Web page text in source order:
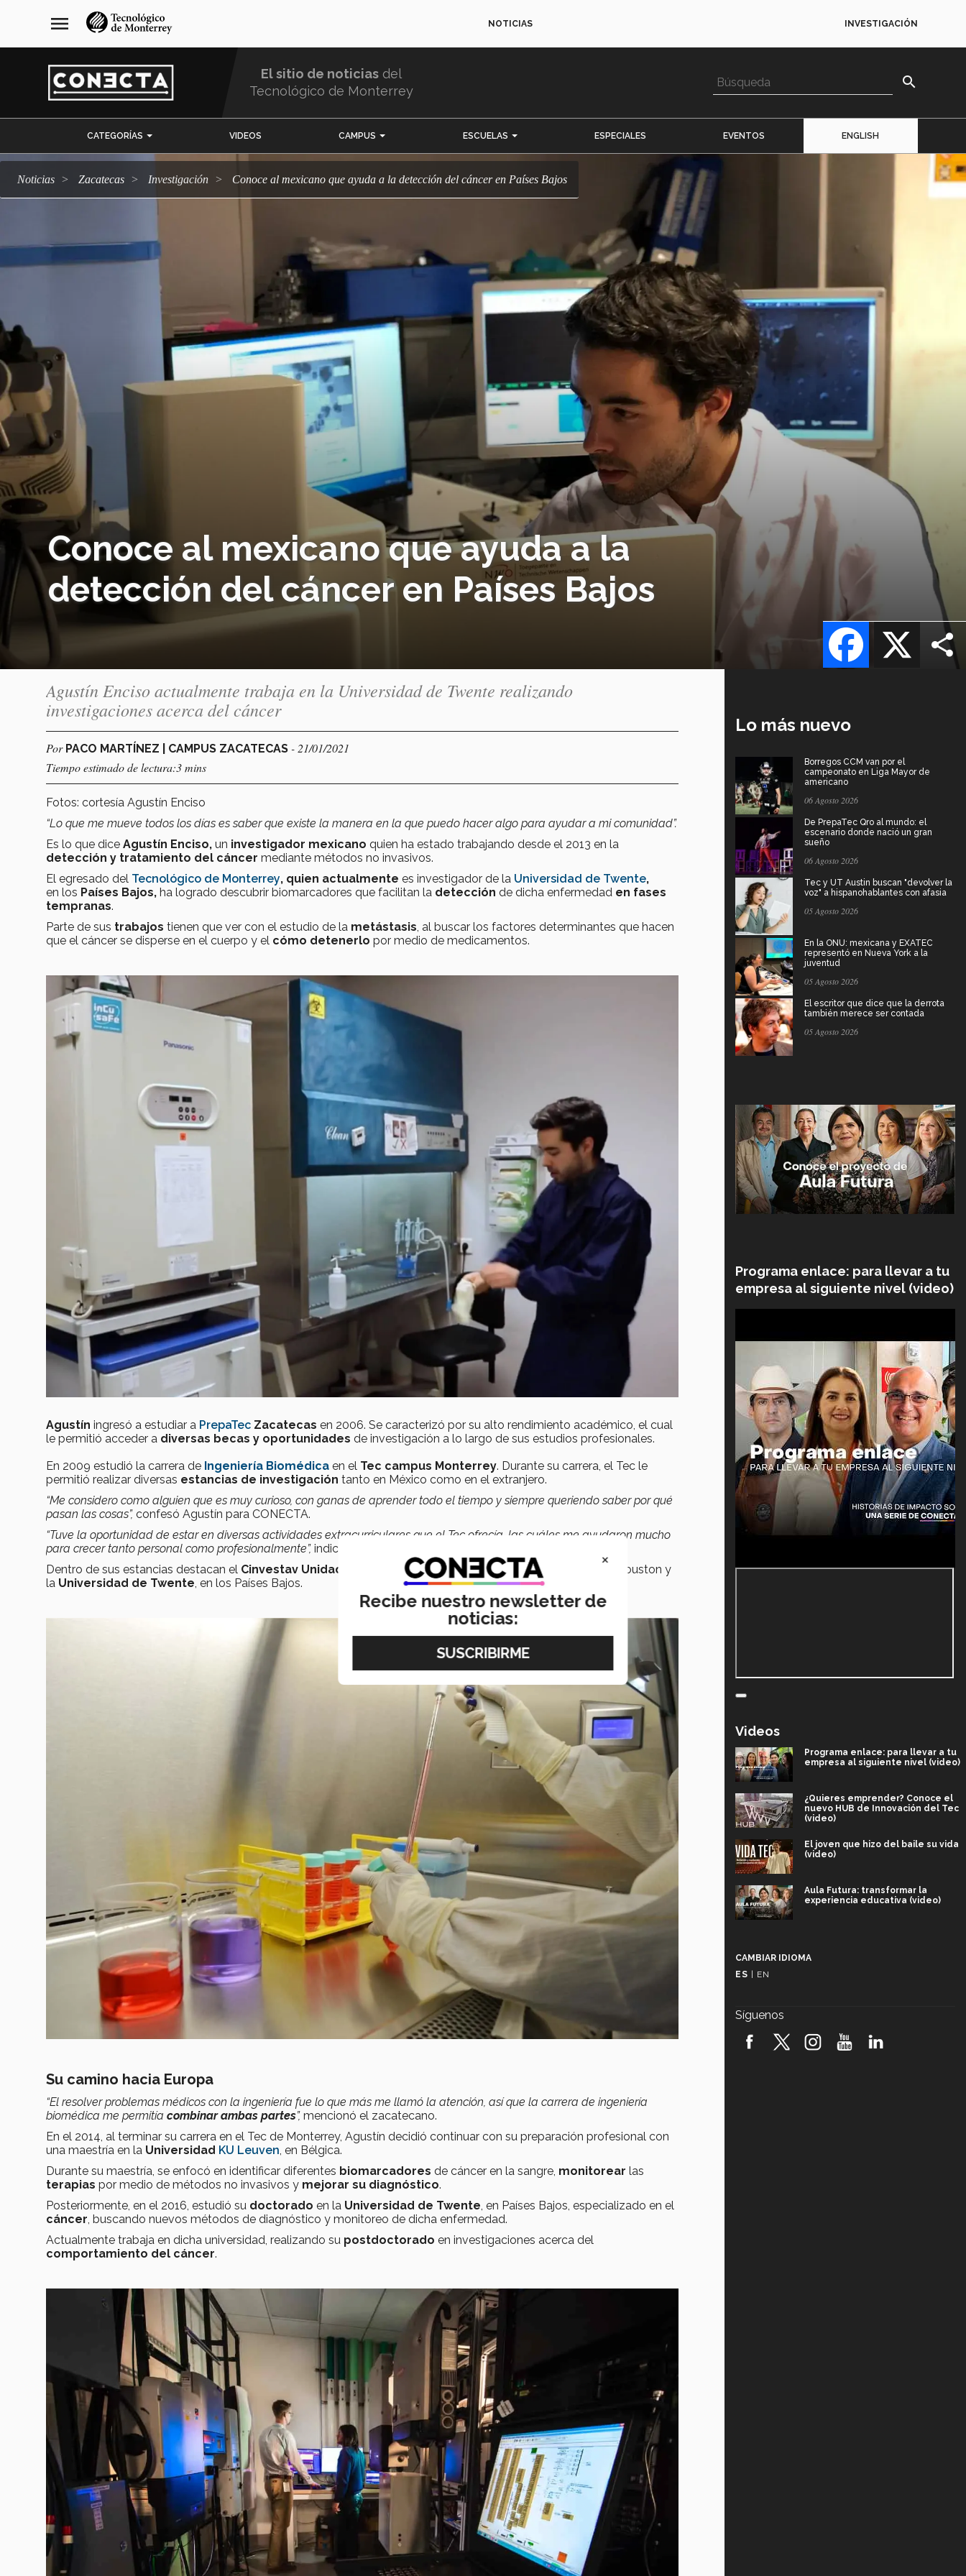
navegación
principal
menu NOTICIAS INVESTIGACIÓN
El sitio de noticias del
Tecnológico de Monterrey
search
CATEGORÍAS VIDEOS CAMPUS ESCUELAS ESPECIALES EVENTOS ENGLISH
Noticias Zacatecas Investigación Conoce al mexicano que ayuda a la detección del cáncer en Países Bajos
Conoce al mexicano que ayuda a la
detección del cáncer en Países Bajos
X
Facebook
Agustín Enciso actualmente trabaja en la Universidad de Twente realizando
investigaciones acerca del cáncer
Por PACO MARTÍNEZ | CAMPUS ZACATECAS - 21/01/2021
Tiempo estimado de lectura:3 mins
Fotos: cortesía Agustín Enciso
“Lo que me mueve todos los días es saber que existe la manera en la que puedo hacer algo para ayudar a mi comunidad”.
Es lo que dice Agustín Enciso, un investigador mexicano quien ha estado trabajando desde el 2013 en la
detección y tratamiento del cáncer mediante métodos no invasivos.
El egresado del Tecnológico de Monterrey, quien actualmente es investigador de la Universidad de Twente,
en los Países Bajos, ha logrado descubrir biomarcadores que facilitan la detección de dicha enfermedad en fases
tempranas.
Parte de sus trabajos tienen que ver con el estudio de la metástasis , al buscar los factores determinantes que hacen
que el cáncer se disperse en el cuerpo y el cómo detenerlo por medio de medicamentos.
Agustín ingresó a estudiar a PrepaTec Zacatecas en 2006. Se caracterizó por su alto rendimiento académico, el cual
le permitió acceder a diversas becas y oportunidades de investigación a lo largo de sus estudios profesionales.
En 2009 estudió la carrera de Ingeniería Biomédica en el Tec campus Monterrey. Durante su carrera, el Tec le
permitió realizar diversas estancias de investigación tanto en México como en el extranjero.
“Me considero como alguien que es muy curioso, con ganas de aprender todo el tiempo y siempre queriendo saber por qué
pasan las cosas”, confesó Agustín para CONECTA.
“Tuve la oportunidad de estar en diversas actividades extracurriculares que el Tec ofrecía, las cuáles me ayudaron mucho
para crecer tanto personal como profesionalmente”, indicó Agustín.
Dentro de sus estancias destacan el Cinvestav Unidad Monterrey , el MD Anderson Cancer Center
en Houston y
la Universidad de Twente , en los Países Bajos.
Su camino hacia Europa
“El resolver problemas médicos con la ingeniería fue lo que más me llamó la atención, así que la carrera de ingeniería
biomédica me permitía combinar ambas partes”, mencionó el zacatecano.
En el 2014, al terminar su carrera en el Tec de Monterrey, Agustín decidió continuar con su preparación profesional con
una maestría en la Universidad KU Leuven, en Bélgica.
Durante su maestría, se enfocó en identificar diferentes biomarcadores de cáncer en la sangre, monitorear las
terapias por medio de métodos no invasivos y mejorar su diagnóstico.
Posteriormente, en el 2016, estudió su doctorado en la Universidad de Twente, en Países Bajos, especializado en el
cáncer, buscando nuevos métodos de diagnóstico y monitoreo de dicha enfermedad.
Actualmente trabaja en dicha universidad, realizando su postdoctorado en investigaciones acerca del
comportamiento del cáncer.
Lo más nuevo
Borregos CCM van por el
campeonato en Liga Mayor de
americano
06 Agosto 2026
De PrepaTec Qro al mundo: el
escenario donde nació un gran
sueño
06 Agosto 2026
Tec y UT Austin buscan "devolver la
voz" a hispanohablantes con afasia
05 Agosto 2026
En la ONU: mexicana y EXATEC
representó en Nueva York a la
juventud
05 Agosto 2026
El escritor que dice que la derrota
también merece ser contada
05 Agosto 2026
Programa enlace: para llevar a tu
empresa al siguiente nivel (video)
Videos
Programa enlace: para llevar a tu
empresa al siguiente nivel (video)
¿Quieres emprender? Conoce el
nuevo HUB de Innovación del Tec
(video)
El joven que hizo del baile su vida
(video)
Aula Futura: transformar la
experiencia educativa (video)
robótica FIRST 2026! (video)
CAMBIAR IDIOMA
ES | EN
Síguenos
×
Recibe nuestro newsletter de
noticias: